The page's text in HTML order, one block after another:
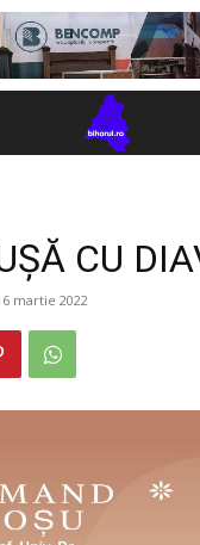
CU
martie 2022